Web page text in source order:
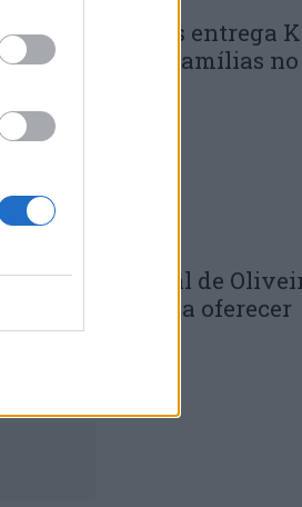
Município de Góis entrega
às famílias no
DE JULHO, 2026
Municipal de
do Hospital volta a oferecer
de...